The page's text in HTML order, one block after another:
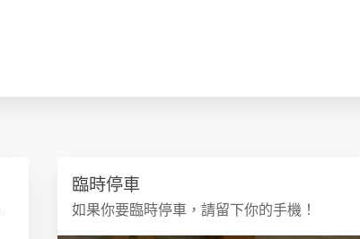
臨時停車
如果你要臨時停車，請留下你的手機！